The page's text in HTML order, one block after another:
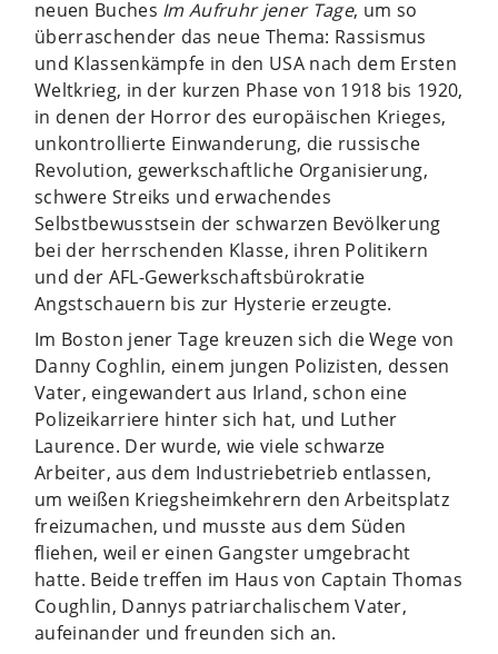
neuen Buches Im Aufruhr jener Tage, um so
überraschender das neue Thema: Rassismus
und Klassenkämpfe in den USA nach dem Ersten
Weltkrieg, in der kurzen Phase von 1918 bis 1920,
in denen der Horror des europäischen Krieges,
unkontrollierte Einwanderung, die russische
Revolution, gewerkschaftliche Organisierung,
schwere Streiks und erwachendes
Selbstbewusstsein der schwarzen Bevölkerung
bei der herrschenden Klasse, ihren Politikern
und der AFL-Gewerkschaftsbürokratie
Angstschauern bis zur Hysterie erzeugte.
Im Boston jener Tage kreuzen sich die Wege von
Danny Coghlin, einem jungen Polizisten, dessen
Vater, eingewandert aus Irland, schon eine
Polizeikarriere hinter sich hat, und Luther
Laurence. Der wurde, wie viele schwarze
Arbeiter, aus dem Industriebetrieb entlassen,
um weißen Kriegsheimkehrern den Arbeitsplatz
freizumachen, und musste aus dem Süden
fliehen, weil er einen Gangster umgebracht
hatte. Beide treffen im Haus von Captain Thomas
Coughlin, Dannys patriarchalischem Vater,
aufeinander und freunden sich an.